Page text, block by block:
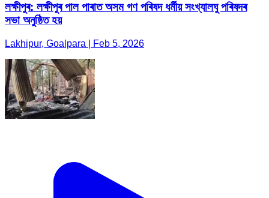
লক্ষীপুৰ: লক্ষীপুৰ পাল পাৰাত অসম গণ পৰিষদ ধৰ্মীয় সংখ্যালঘু পৰিষদৰ
সভা অনুষ্ঠিত হয়
Lakhipur, Goalpara | Feb 5, 2026